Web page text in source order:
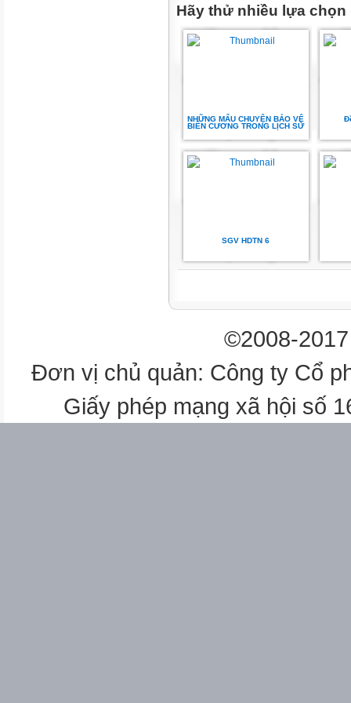
TN TL
Hãy thử nhiều lựa chọn
NHỮNG MẨU CHUYỆN BẢO VỆ
BIÊN CƯƠNG TRONG LỊCH SỬ
SGV HDTN 6
©2008-
Đơn vị chủ quản: Công ty Cổ
Giấy phép mạng xã hội số